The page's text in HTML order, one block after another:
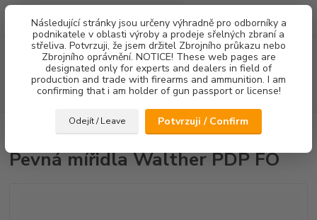
Následující stránky jsou určeny výhradně pro odborníky a
podnikatele v oblasti výroby a prodeje sřelných zbraní a
střeliva. Potvrzuji, že jsem držitel Zbrojního průkazu nebo
Zbrojního oprávnění. NOTICE! These web pages are
designated only for experts and dealers in field of
production and trade with firearms and ammunition. I am
confirming that i am holder of gun passport or license!
Odejít / Leave Potvrzuji / Confirm
Menu
Hledat
za0,00 Kč
Pevná mířidla Walther PDP FO
Pevná mířidla Walther PDP FO